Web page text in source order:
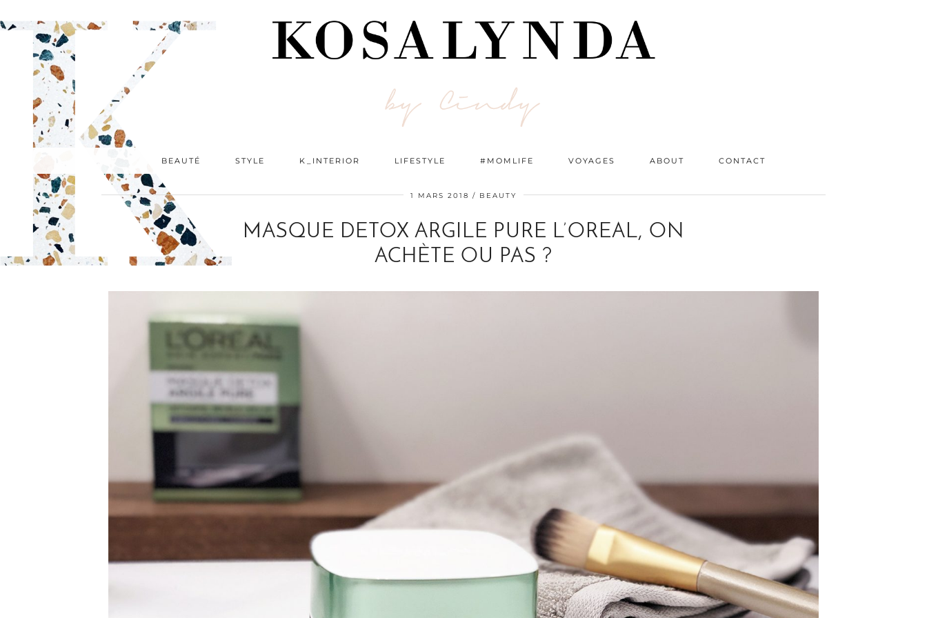
BEAUTÉ STYLE K_INTERIOR LIFESTYLE #MOMLIFE VOYAGES ABOUT CONTACT
1 MARS 2018 BEAUTY
MASQUE DETOX ARGILE PURE L’OREAL, ON
ACHÈTE OU PAS ?